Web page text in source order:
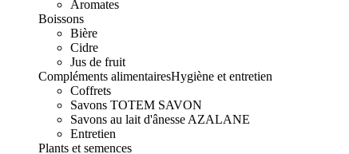
Aromates
Boissons
Bière
Cidre
Jus de fruit
Compléments alimentairesHygiène et entretien
Coffrets
Savons TOTEM SAVON
Savons au lait d'ânesse AZALANE
Entretien
Plants et semences